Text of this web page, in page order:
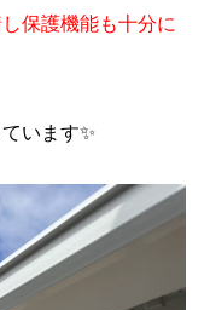
保護機能も十分に
います✨